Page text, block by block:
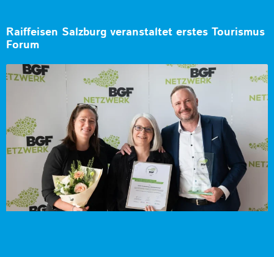
Raiffeisen Salzburg veranstaltet erstes Tourismus
Forum